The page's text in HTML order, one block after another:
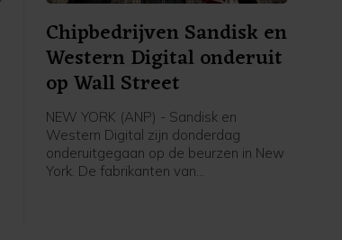
Chipbedrijven Sandisk en
Western Digital onderuit
op Wall Street
NEW YORK (ANP) - Sandisk en
Western Digital zijn donderdag
onderuitgegaan op de beurzen in New
York. De fabrikanten van